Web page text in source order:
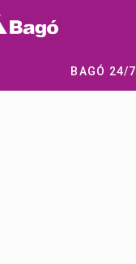
BAGÓ 24/7